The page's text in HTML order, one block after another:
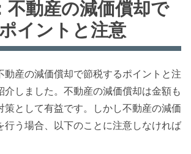
不動産の減価償却で
イントと注意
動産の減価償却で節税するポイントと注
介しました。不動産の減価償却は金額も
策として有益です。しかし不動産の減価
行う場合、以下のことに注意しなければ